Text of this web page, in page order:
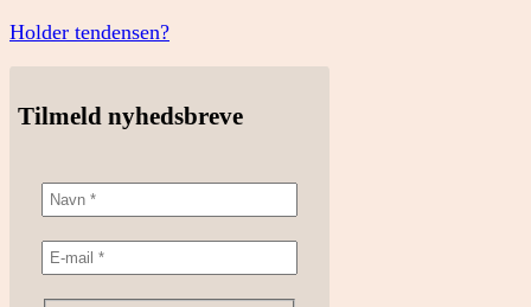
Holder tendensen?
Tilmeld nyhedsbreve